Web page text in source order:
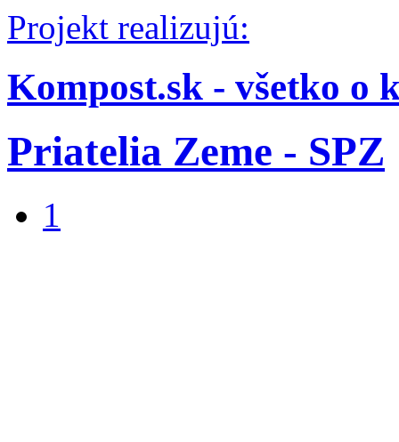
Projekt realizujú:
Kompost.sk - všetko o
Priatelia Zeme - SPZ
1